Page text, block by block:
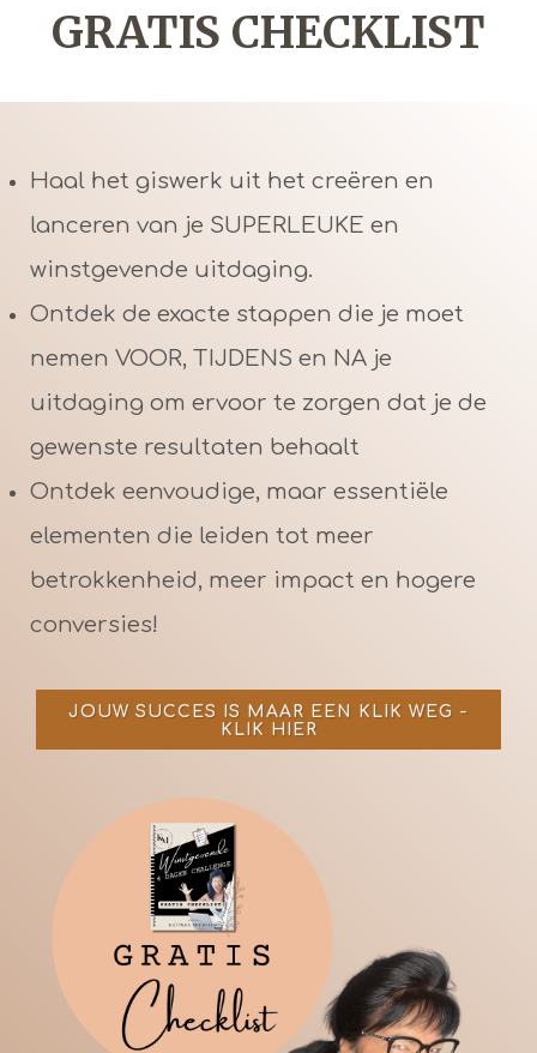
GRATIS CHECKLIST
Haal het giswerk uit het creëren en
lanceren van je SUPERLEUKE en
winstgevende uitdaging.
Ontdek de exacte stappen die je moet
nemen VOOR, TIJDENS en NA je
uitdaging om ervoor te zorgen dat je de
gewenste resultaten behaalt
Ontdek eenvoudige, maar essentiële
elementen die leiden tot meer
betrokkenheid, meer impact en hogere
conversies!
JOUW SUCCES IS MAAR EEN KLIK WEG -
KLIK HIER